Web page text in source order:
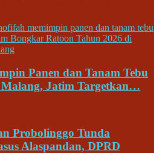
Panen dan Tanam Tebu
Malang, Jatim Targetkan…
Probolinggo Tunda
Alaspandan, DPRD